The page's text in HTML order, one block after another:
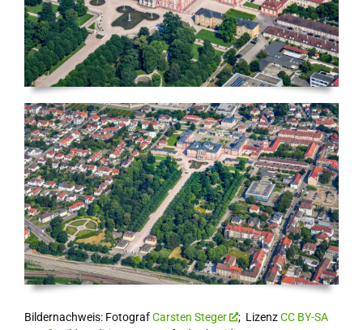
Bildernachweis: FotografCarsten Steger ; LizenzCC BY-SA